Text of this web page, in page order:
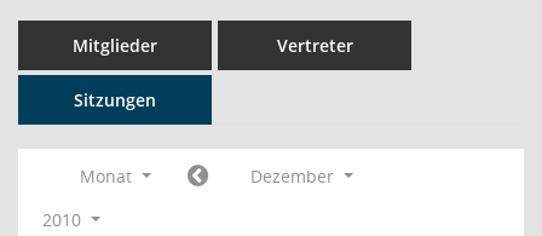
Mitglieder Vertreter
Sitzungen
Monat
Dezember
2010